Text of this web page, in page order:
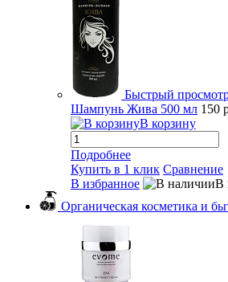
Быстрый
Шампунь Жива 500 мл 150
В корзину
Подробнее
Купить в 1 клик Сравнение
В избранное
В
Органическая косметика и